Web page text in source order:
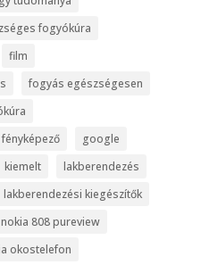
fogyókúra
film
fogyás egészségesen
fényképező
google
kiemelt
lakberendezés
lakberendezési kiegészítők
nokia 808 pureview
okostelefon